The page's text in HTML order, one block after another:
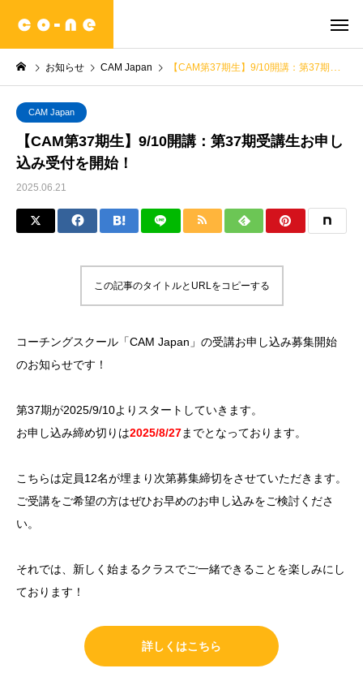
お知らせ CAM Japan 【CAM第37期生】9/10開講：第37期受講生お申し込み受付を開始！
CAM Japan
【CAM第37期生】9/10開講：第37期受講生お申し
込み受付を開始！
2025.06.21
この記事のタイトルとURLをコピーする
コーチングスクール「CAM Japan」の受講お申し込み募集開始
のお知らせです！
第37期が2025/9/10よりスタートしていきます。
お申し込み締め切りは2025/8/27までとなっております。
こちらは定員12名が埋まり次第募集締切をさせていただきます。
ご受講をご希望の方はぜひお早めのお申し込みをご検討くださ
い。
それでは、新しく始まるクラスでご一緒できることを楽しみにし
ております！
詳しくはこちら